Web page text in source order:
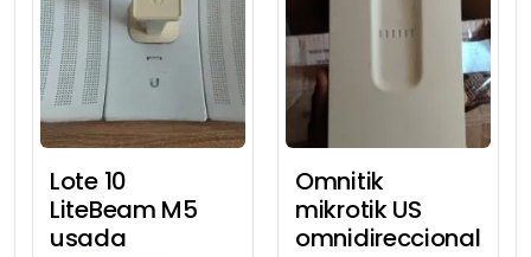
Lote 10
LiteBeam M5
usada
Omnitik
mikrotik US
omnidireccional